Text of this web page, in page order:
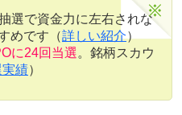
選で資金力に左右されな
めです（詳しい紹介）
に24回当選。銘柄スカウ
実績）